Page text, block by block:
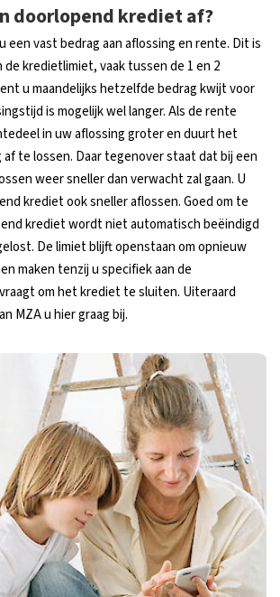
doorlopend krediet af?
een vast bedrag aan aflossing en rente. Dit is
kredietlimiet, vaak tussen de 1 en 2
u maandelijks hetzelfde bedrag kwijt voor
is mogelijk wel langer. Als de rente
in uw aflossing groter en duurt het
af te lossen. Daar tegenover staat dat bij een
weer sneller dan verwacht zal gaan. U
krediet ook sneller aflossen. Goed om te
krediet wordt niet automatisch beëindigd
De limiet blijft openstaan om opnieuw
maken tenzij u specifiek aan de
om het krediet te sluiten. Uiteraard
MZA u hier graag bij.